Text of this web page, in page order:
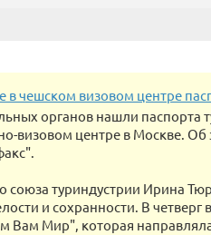
чешском визовом центре
органов нашли паспорта
визовом центре в Москве. Об
союза туриндустрии Ирина
и сохранности. В четверг
Вам Мир", которая